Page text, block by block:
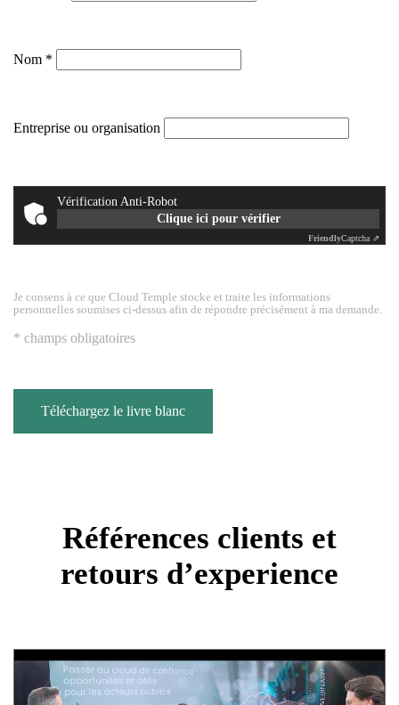
Nom
Entreprise ou organisation
Vérification Anti-Robot
Clique ici pour vérifier
FriendlyCaptcha ⇗
Je consens à ce que Cloud Temple stocke et traite les informations
personnelles soumises ci-dessus afin de répondre précisément à ma demande.
* champs obligatoires
Téléchargez le livre blanc
Références clients et
retours d’experience